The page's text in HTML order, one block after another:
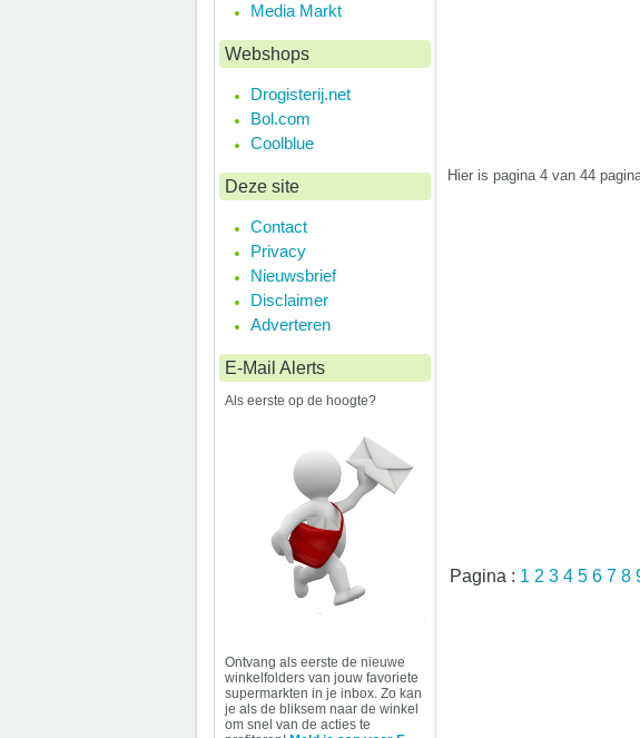
Hier is pagina 4 van 44
Pagina : 1 2 3 4 5 6 7 8
Media Markt
Webshops
Drogisterij.net
Bol.com
Coolblue
Deze site
Contact
Privacy
Nieuwsbrief
Disclaimer
Adverteren
E-Mail Alerts
Als eerste op de hoogte?
Ontvang als eerste de nieuwe
winkelfolders van jouw favoriete
supermarkten in je inbox. Zo kan
je als de bliksem naar de winkel
om snel van de acties te